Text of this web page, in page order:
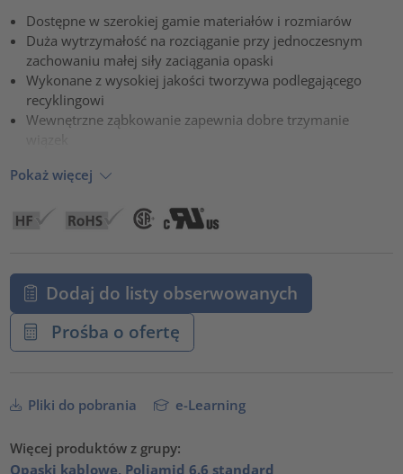
Dostępne w szerokiej gamie materiałów i rozmiarów
Duża wytrzymałość na rozciąganie przy jednoczesnym
zachowaniu małej siły zaciągania opaski
Wykonane z wysokiej jakości tworzywa podlegającego
recyklingowi
Wewnętrzne ząbkowanie zapewnia dobre trzymanie
Pokaż więcej
Dodaj do listy obserwowanych
Prośba o ofertę
Pliki do pobrania e-Learning
Więcej produktów z grupy:
Opaski kablowe, Poliamid 6.6 standard